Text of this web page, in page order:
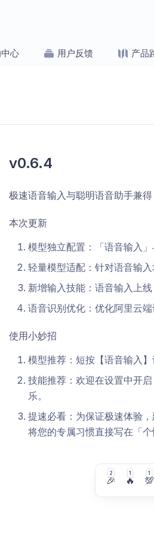
心 用户反馈 产品
v0.6.4
极速语音输入与聪明语音助手兼得
本次更新
模型独立配置：「语音输入
轻量模型适配：针对语音输
新增输入技能：语音输入上线
语音识别优化：优化阿里云
使用小妙招
模型推荐：短按【语音输入
技能推荐：欢迎在设置中开
乐。
提速必看：为保证极速体验
将您的专属习惯直接写在「个
2
🎉
1
🔥
1
💯